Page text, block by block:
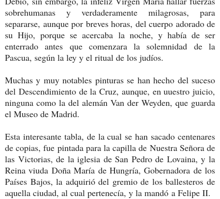
sobrehumanas y verdaderamente milagrosas, para
separarse, aunque por breves horas, del cuerpo adorado de
su Hijo, porque se acercaba la noche, y había de ser
enterrado antes que comenzara la solemnidad de la
Pascua, según la ley y el ritual de los judíos.
Muchas y muy notables pinturas se han hecho del suceso
del Descendimiento de la Cruz, aunque, en uuestro juicio,
ninguna como la del alemán Van der Weyden, que guarda
el Museo de Madrid.
Esta interesante tabla, de la cual se han sacado centenares
de copias, fue pintada para la capilla de Nuestra Señora de
las Victorias, de la iglesia de San Pedro de Lovaina, y la
Reina viuda Doña María de Hungría, Gobernadora de los
Países Bajos, la adquirió del gremio de los ballesteros de
aquella ciudad, al cual pertenecía, y la mandó a Felipe II.